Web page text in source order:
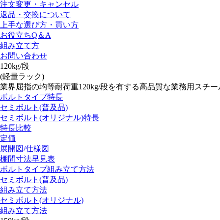
注文変更・キャンセル
返品・交換について
上手な選び方・買い方
お役立ちQ＆A
組み立て方
お問い合わせ
120kg/段
(軽量ラック)
業界屈指の均等耐荷重120kg/段を有する高品質な業務用スチー
ボルトタイプ特長
セミボルト(普及品)
セミボルト(オリジナル)特長
特長比較
定価
展開図/仕様図
棚間寸法早見表
ボルトタイプ組み立て方法
セミボルト(普及品)
組み立て方法
セミボルト(オリジナル)
組み立て方法